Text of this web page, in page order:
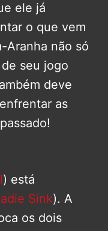
ele já
o que vem
Aranha não só
seu jogo
deve
as
) está
Sink). A
os dois